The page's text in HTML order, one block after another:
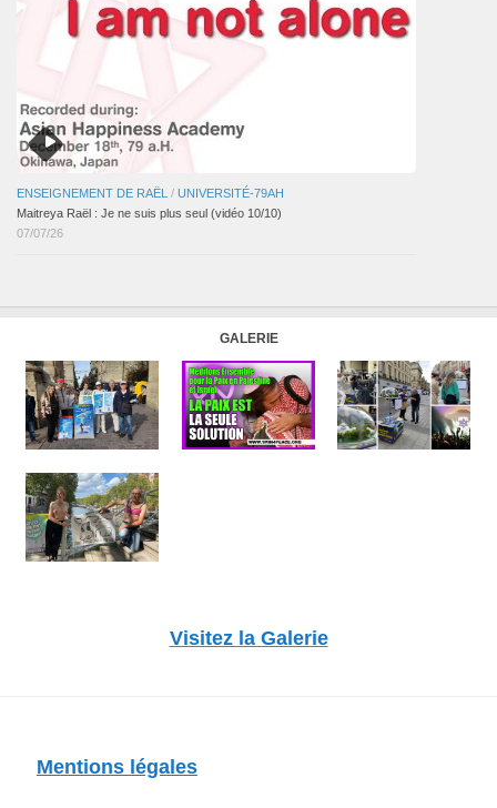
ENSEIGNEMENT DE RAËL / UNIVERSITÉ-79AH
Maitreya Raël : Je ne suis plus seul (vidéo 10/10)
07/07/26
GALERIE
Visitez la Galerie
Mentions légales